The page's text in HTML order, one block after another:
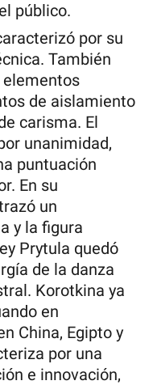
público.
por su
También
de aislamiento
carisma. El
unanimidad,
puntuación
En su
un
y la figura
Prytula quedó
de la danza
Korotkina ya
en
China, Egipto y
por una
e innovación,